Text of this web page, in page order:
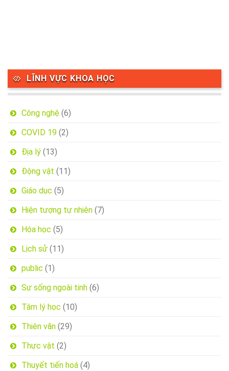
LĨNH VỰC KHOA HỌC
Công nghệ (6)
COVID 19 (2)
Địa lý (13)
Động vật (11)
Giáo dục (5)
Hiện tượng tự nhiên (7)
Hóa học (5)
Lịch sử (11)
public (1)
Sự sống ngoài tinh (6)
Tâm lý học (10)
Thiên văn (29)
Thực vật (2)
Thuyết tiến hoá (4)